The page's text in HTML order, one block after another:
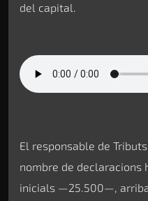
del capital.
El responsable de
nombre de declaracions
inicials —25.500—,